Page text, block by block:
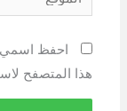
احفظ اسمي،
هذا المتصفح